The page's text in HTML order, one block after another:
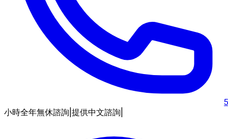
小時全年無休諮詢 提供中文諮詢